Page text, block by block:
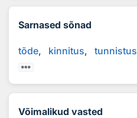
Sarnased sõnad
tõde kinnitus tunnistus
Võimalikud vasted